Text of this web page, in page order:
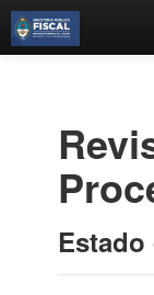
Estantes
Contacto